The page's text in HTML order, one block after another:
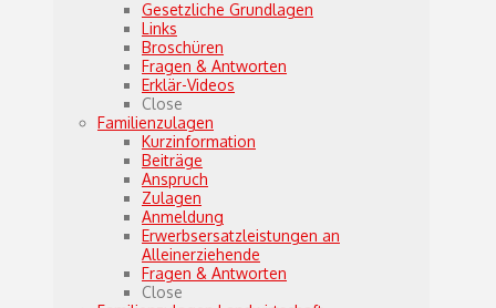
Gesetzliche Grundlagen
Links
Broschüren
Fragen & Antworten
Erklär-Videos
Close
Familienzulagen
Kurzinformation
Beiträge
Anspruch
Zulagen
Anmeldung
Erwerbsersatzleistungen an
Alleinerziehende
Fragen & Antworten
Close